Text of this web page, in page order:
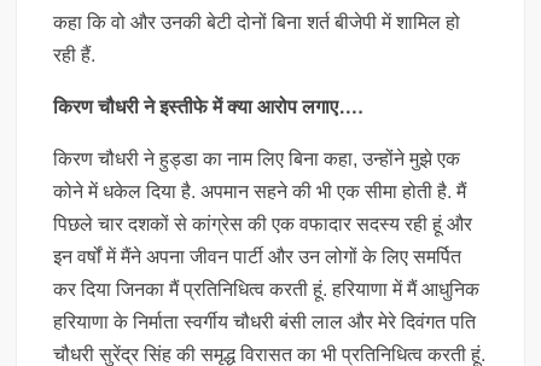
कहा कि वो और उनकी बेटी दोनों बिना शर्त बीजेपी में शामिल हो
रही हैं.
किरण चौधरी ने इस्तीफे में क्या आरोप लगाए….
किरण चौधरी ने हुड्डा का नाम लिए बिना कहा, उन्होंने मुझे एक
कोने में धकेल दिया है. अपमान सहने की भी एक सीमा होती है. मैं
पिछले चार दशकों से कांग्रेस की एक वफादार सदस्य रही हूं और
इन वर्षों में मैंने अपना जीवन पार्टी और उन लोगों के लिए समर्पित
कर दिया जिनका मैं प्रतिनिधित्व करती हूं. हरियाणा में मैं आधुनिक
हरियाणा के निर्माता स्वर्गीय चौधरी बंसी लाल और मेरे दिवंगत पति
चौधरी सुरेंद्र सिंह की समृद्ध विरासत का भी प्रतिनिधित्व करती हूं.